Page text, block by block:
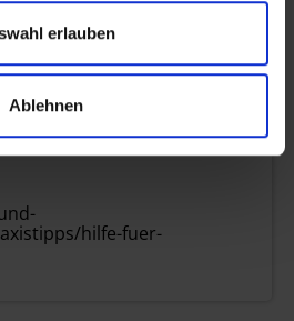
erlauben
Ablehnen
hilfe-fuer-